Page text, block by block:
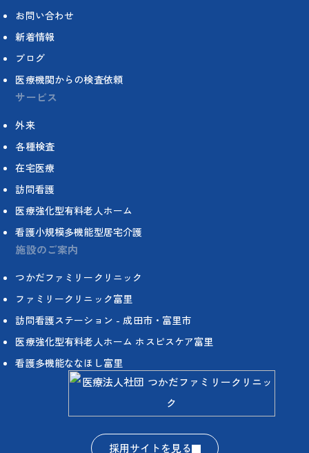
採用サイトを見る
お問い合わせ
新着情報
ブログ
医療機関からの検査依頼
サービス
外来
各種検査
在宅医療
訪問看護
医療強化型有料老人ホーム
看護小規模多機能型居宅介護
施設のご案内
つかだファミリークリニック
ファミリークリニック富里
訪問看護ステーション - 成田市・富里市
医療強化型有料老人ホーム ホスピスケア富里
看護多機能ななほし富里